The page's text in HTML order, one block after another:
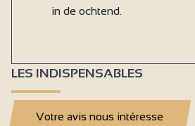
in de ochtend.
LES INDISPENSABLES
Votre avis nous intéresse